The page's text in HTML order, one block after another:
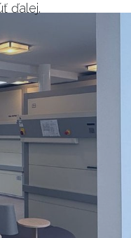
ďalej.